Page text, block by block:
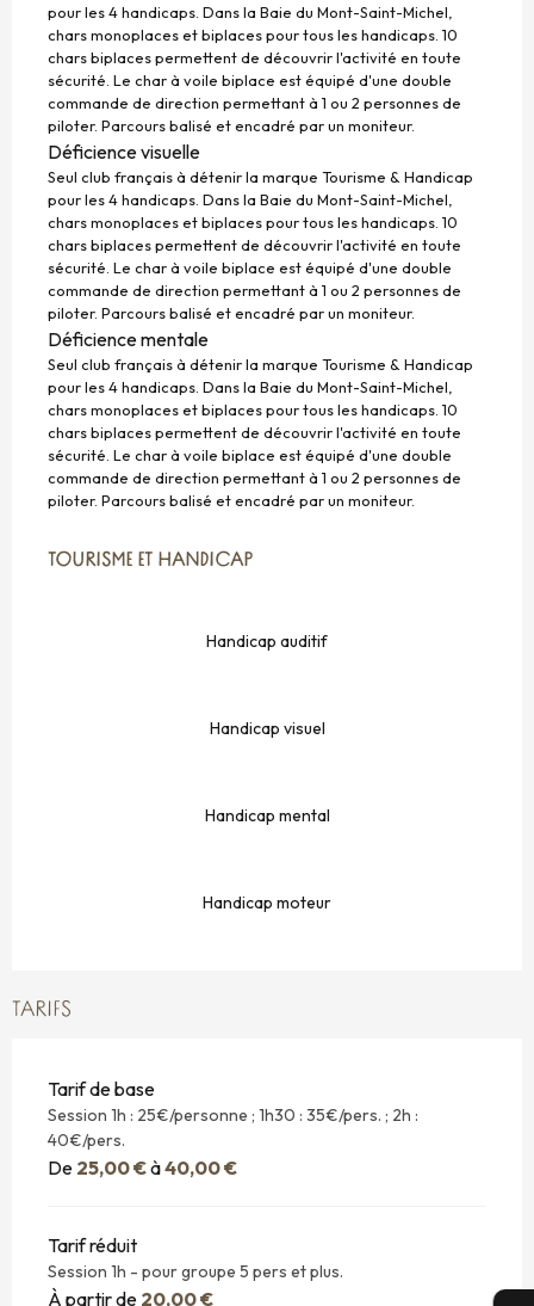
pour les 4 handicaps. Dans la Baie du Mont-Saint-Michel,
chars monoplaces et biplaces pour tous les handicaps. 10
chars biplaces permettent de découvrir l'activité en toute
sécurité. Le char à voile biplace est équipé d'une double
commande de direction permettant à 1 ou 2 personnes de
piloter. Parcours balisé et encadré par un moniteur.
Déficience visuelle
Seul club français à détenir la marque Tourisme & Handicap
pour les 4 handicaps. Dans la Baie du Mont-Saint-Michel,
chars monoplaces et biplaces pour tous les handicaps. 10
chars biplaces permettent de découvrir l'activité en toute
sécurité. Le char à voile biplace est équipé d'une double
commande de direction permettant à 1 ou 2 personnes de
piloter. Parcours balisé et encadré par un moniteur.
Déficience mentale
Seul club français à détenir la marque Tourisme & Handicap
pour les 4 handicaps. Dans la Baie du Mont-Saint-Michel,
chars monoplaces et biplaces pour tous les handicaps. 10
chars biplaces permettent de découvrir l'activité en toute
sécurité. Le char à voile biplace est équipé d'une double
commande de direction permettant à 1 ou 2 personnes de
piloter. Parcours balisé et encadré par un moniteur.
TOURISME ET HANDICAP
TOURISME ET HANDICAP
Handicap auditif
Handicap visuel
Handicap mental
Handicap moteur
TARIFS
Tarif de base
Session 1h : 25€/personne ; 1h30 : 35€/pers. ; 2h :
40€/pers.
De 25,00 €à40,00 €
Tarif réduit
Session 1h - pour groupe 5 pers et plus.
À partir de 20,00 €